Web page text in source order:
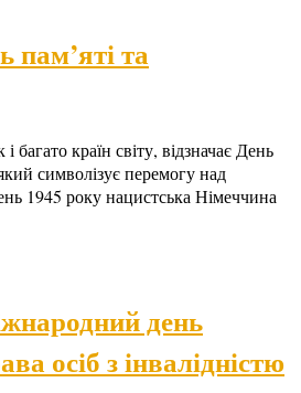
пам’яті та
багато країн світу, відзначає День
символізує перемогу над
1945 року нацистська Німеччина
день
осіб з інвалідністю